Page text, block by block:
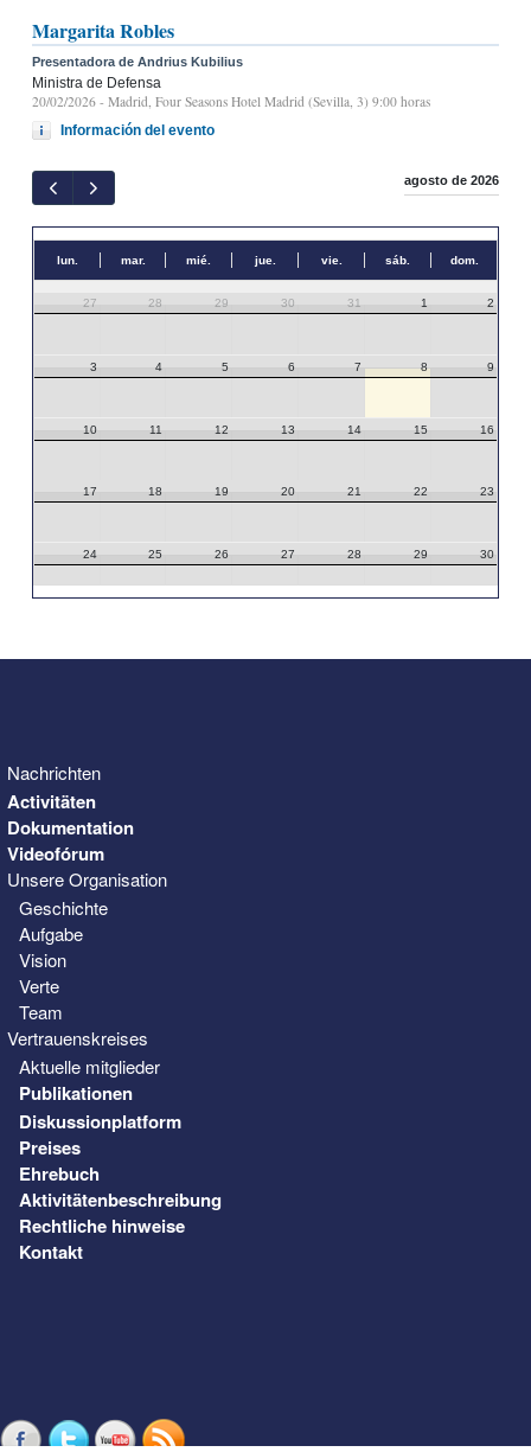
Margarita Robles
Presentadora de Andrius Kubilius
Ministra de Defensa
20/02/2026 - Madrid, Four Seasons Hotel Madrid (Sevilla, 3) 9:00 horas
Información del evento
agosto de 2026
lun. mar. mié. jue. vie. sáb. dom.
27 28 29 30 31 1 2
3 4 5 6 7 8 9
10 11 12 13 14 15 16
17 18 19 20 21 22 23
24 25 26 27 28 29 30
Nachrichten
Activitäten
Dokumentation
Videofórum
Unsere Organisation
Geschichte
Aufgabe
Vision
Verte
Team
Vertrauenskreises
Aktuelle mitglieder
Publikationen
Diskussionplatform
Preises
Ehrebuch
Aktivitätenbeschreibung
Rechtliche hinweise
Kontakt